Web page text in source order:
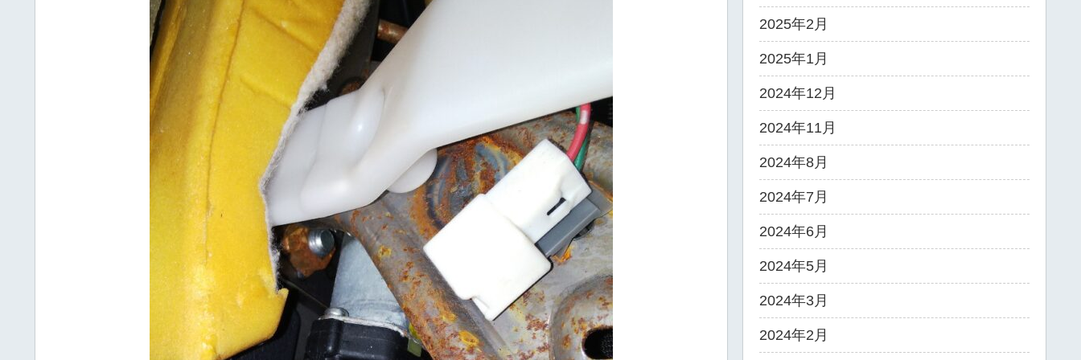
2025年2月
2025年1月
2024年12月
2024年11月
2024年8月
2024年7月
2024年6月
2024年5月
2024年3月
2024年2月